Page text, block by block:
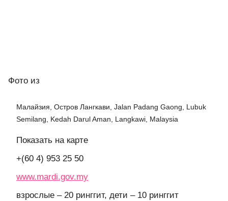
Фото из
Малайзия, Остров Лангкави, Jalan Padang Gaong, Lubuk
Semilang, Kedah Darul Aman, Langkawi, Malaysia
Показать на карте
+(60 4) 953 25 50
www.mardi.gov.my
взрослые – 20 ринггит, дети – 10 ринггит